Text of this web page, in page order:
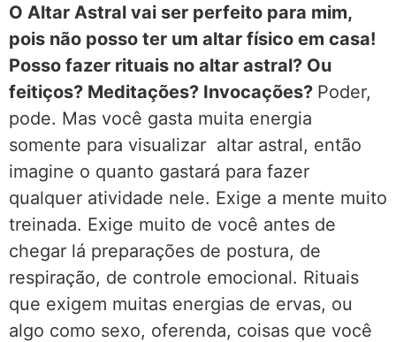
O Altar Astral vai ser perfeito para mim,
pois não posso ter um altar físico em casa!
Posso fazer rituais no altar astral? Ou
feitiços? Meditações? Invocações? Poder,
pode. Mas você gasta muita energia
somente para visualizar altar astral, então
imagine o quanto gastará para fazer
qualquer atividade nele. Exige a mente muito
treinada. Exige muito de você antes de
chegar lá preparações de postura, de
respiração, de controle emocional. Rituais
que exigem muitas energias de ervas, ou
algo como sexo, oferenda, coisas que você